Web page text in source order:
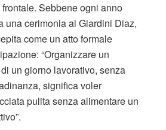
Sebbene ogni anno
una cerimonia ai Giardini Diaz,
come un atto formale
“Organizzare un
un giorno lavorativo, senza
significa voler
pulita senza alimentare un